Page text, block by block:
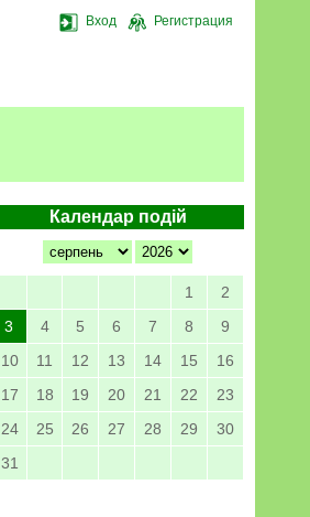
Вход Регистрация
Календар подій
1
2
3
4 5 6 7 8
9
10
11 12 13 14 15
16
17
18 19 20 21 22
23
24
25 26 27 28 29
30
31